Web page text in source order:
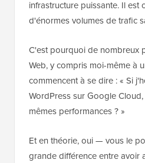
infrastructure puissante. Il est
d'énormes volumes de trafic
C'est pourquoi de nombreux
Web, y compris moi-même à
commencent à se dire : « Si
WordPress sur Google
mêmes performances ? »
Et en théorie, oui — vous le
grande différence entre avoir